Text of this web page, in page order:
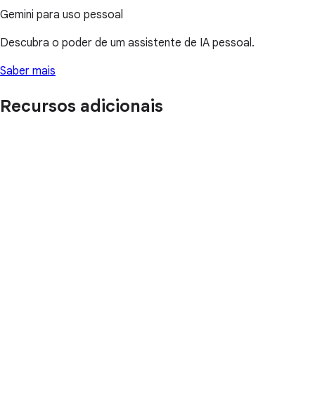
Gemini para uso pessoal
Descubra o poder de um assistente de IA pessoal.
Saber mais
Recursos adicionais